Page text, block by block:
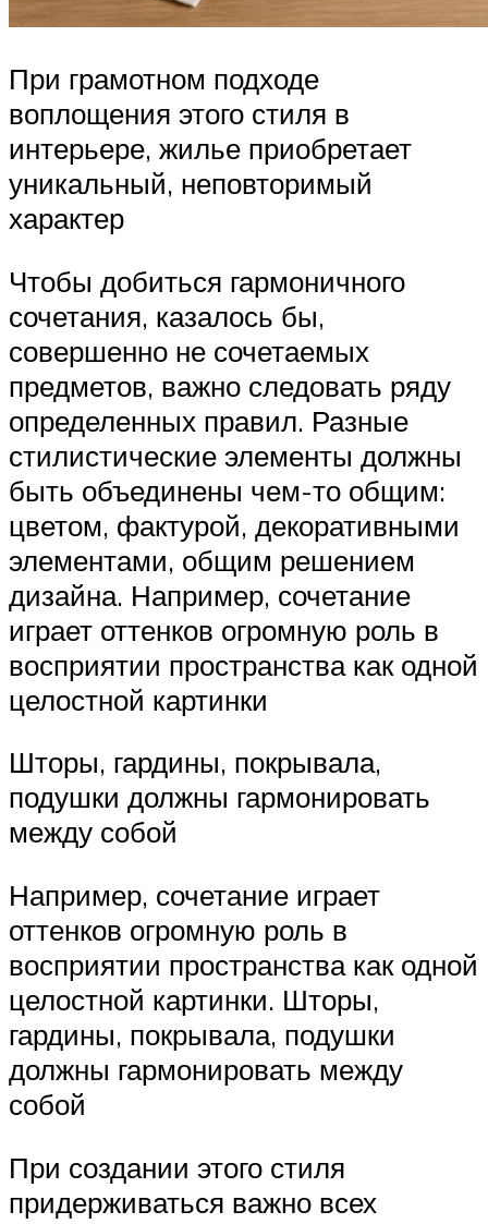
При грамотном подходе
воплощения этого стиля в
интерьере, жилье приобретает
уникальный, неповторимый
характер
Чтобы добиться гармоничного
сочетания, казалось бы,
совершенно не сочетаемых
предметов, важно следовать ряду
определенных правил. Разные
стилистические элементы должны
быть объединены чем-то общим:
цветом, фактурой, декоративными
элементами, общим решением
дизайна. Например, сочетание
играет оттенков огромную роль в
восприятии пространства как одной
целостной картинки
Шторы, гардины, покрывала,
подушки должны гармонировать
между собой
Например, сочетание играет
оттенков огромную роль в
восприятии пространства как одной
целостной картинки. Шторы,
гардины, покрывала, подушки
должны гармонировать между
собой
При создании этого стиля
придерживаться важно всех